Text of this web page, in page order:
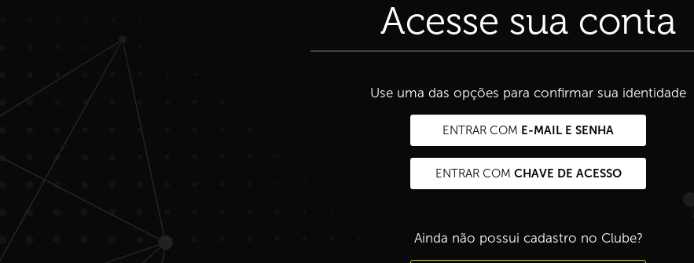
Acesse sua conta
Use uma das opções para confirmar sua identidade
ENTRAR COM E-MAIL E SENHA
ENTRAR COM CHAVE DE ACESSO
Ainda não possui cadastro no Clube?